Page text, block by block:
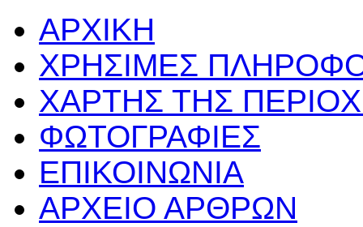
ΑΡΧΙΚΗ
ΧΡΗΣΙΜΕΣ
ΧΑΡΤΗΣ ΤΗΣ
ΦΩΤΟΓΡΑΦΙΕΣ
ΕΠΙΚΟΙΝΩΝΙΑ
ΑΡΧΕΙΟ ΑΡΘΡΩΝ